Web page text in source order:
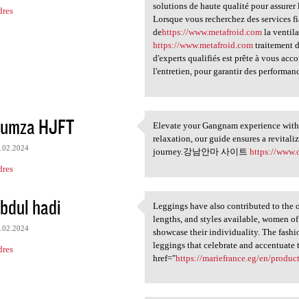
solutions de haute qualité pour
Lorsque vous recherchez des services
dehttps://www.metafroid.com la
https://www.metafroid.com traitement
d'experts qualifiés est prête à vous
l'entretien, pour garantir des
HJFT Elevate your Gangnam
Elevate your Gangnam experience
relaxation, our guide ensures a
journey.강남안마 사이트https://
hadi Leggings have also
Leggings have also contributed to the
lengths, and styles available, women
showcase their individuality. The
leggings that celebrate and accentuate
href="https://mariefrance.eg/en/